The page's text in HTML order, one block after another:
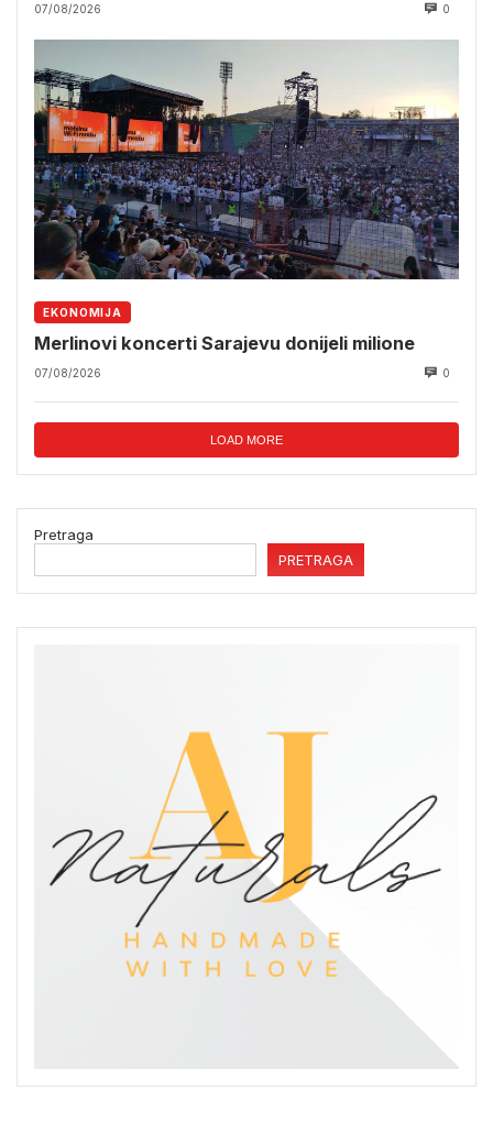
07/08/2026 0
EKONOMIJA
Merlinovi koncerti Sarajevu donijeli milione
07/08/2026 0
LOAD MORE
Pretraga
PRETRAGA